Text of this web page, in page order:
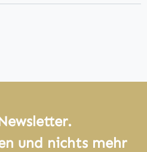
und nichts mehr